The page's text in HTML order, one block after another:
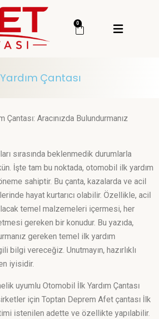
0
Çantası
Çantası: Aracınızda Bulundurmanız
sırasında beklenmedik durumlarla
İşte tam bu noktada, otomobil ilk yardım
sahiptir. Bu çanta, kazalarda ve acil
hayat kurtarıcı olabilir. Özellikle, acil
temel malzemeleri içermesi, her
gereken bir konudur. Bu yazıda,
gereken temel ilk yardım
bilgi vereceğiz. Unutmayın, hazırlıklı
iyisidir.
uyumlu Otomobil İlk Yardım Çantası
için Toptan Deprem Afet çantası İlk
istenilen adette ve özellikte yapılabilir.
Menü
Çantası